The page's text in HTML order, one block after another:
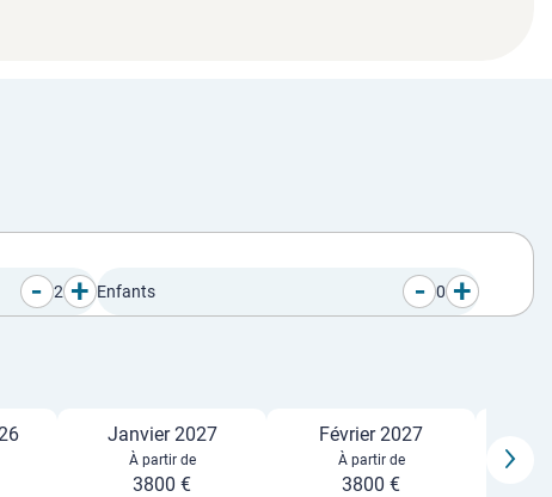
- 2 + Enfants - 0 +
Janvier 2027
À partir de
3800 €
Février 2027
À partir de
3800 €